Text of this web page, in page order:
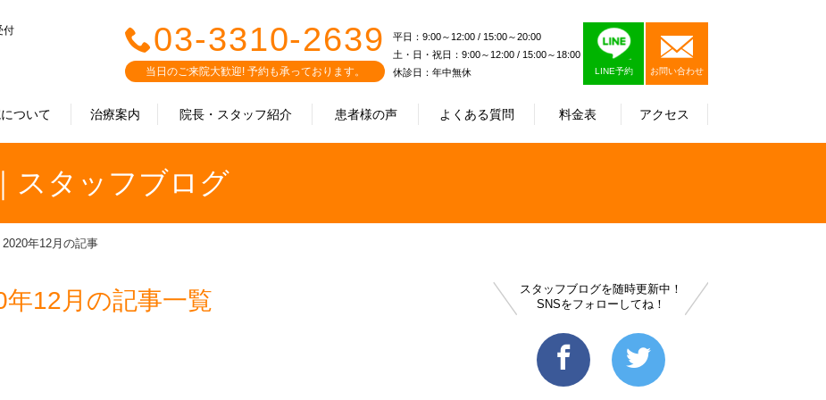
付
ついて 治療案内 院長・スタッフ紹介 患者様の声 よくある質問 料金表 アクセス
03-3310-2639
当日のご来院大歓迎! 予約も承っております。
平日：9:00～12:00 / 15:00～20:00
土・日・祝日：9:00～12:00 / 15:00～18:00
休診日：年中無休
LINE予約 お問い合わせ
スタッフブログ
2020年12月の記事
12月の記事一覧
スタッフブログを随時更新中！
SNSをフォローしてね！